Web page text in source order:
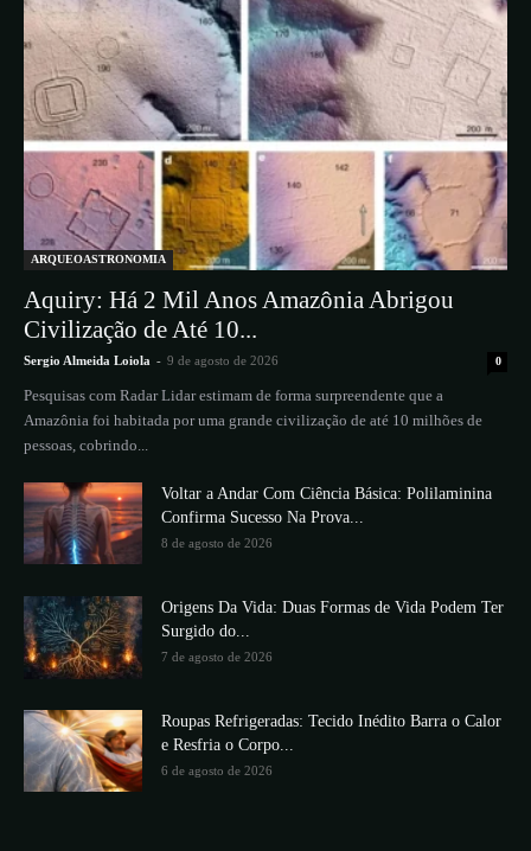
ARQUEOASTRONOMIA
Aquiry: Há 2 Mil Anos Amazônia Abrigou
Civilização de Até 10...
Sergio Almeida Loiola - 9 de agosto de 2026 0
Pesquisas com Radar Lidar estimam de forma surpreendente que a
Amazônia foi habitada por uma grande civilização de até 10 milhões de
pessoas, cobrindo...
Voltar a Andar Com Ciência Básica: Polilaminina
Confirma Sucesso Na Prova...
8 de agosto de 2026
Origens Da Vida: Duas Formas de Vida Podem Ter
Surgido do...
7 de agosto de 2026
Roupas Refrigeradas: Tecido Inédito Barra o Calor
e Resfria o Corpo...
6 de agosto de 2026